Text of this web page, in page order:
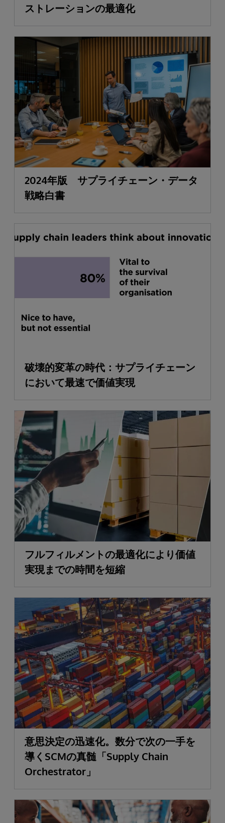
ストレーションの最適化
2024年版 サプライチェーン・データ
戦略白書
破壊的変革の時代：サプライチェーン
において最速で価値実現
フルフィルメントの最適化により価値
実現までの時間を短縮
意思決定の迅速化。数分で次の一手を
導くSCMの真髄「Supply Chain
Orchestrator」